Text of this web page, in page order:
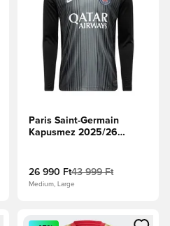
Paris Saint-Germain
Kapusmez 2025/26
26 990 Ft43 999 Ft
Medium, Large
vagy a tagként
Megnyit egy modált a